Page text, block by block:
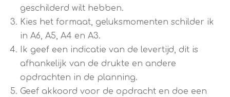
geschilderd wilt hebben.
Kies het formaat, geluksmomenten schilder ik
in A6, A5, A4 en A3.
Ik geef een indicatie van de levertijd, dit is
afhankelijk van de drukte en andere
opdrachten in de planning.
Geef akkoord voor de opdracht en doe een